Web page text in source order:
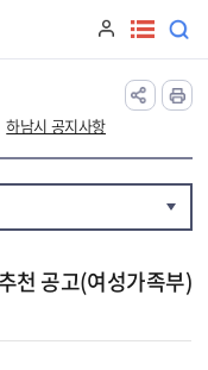
하남시 공지사항
천 공고(여성가족부)